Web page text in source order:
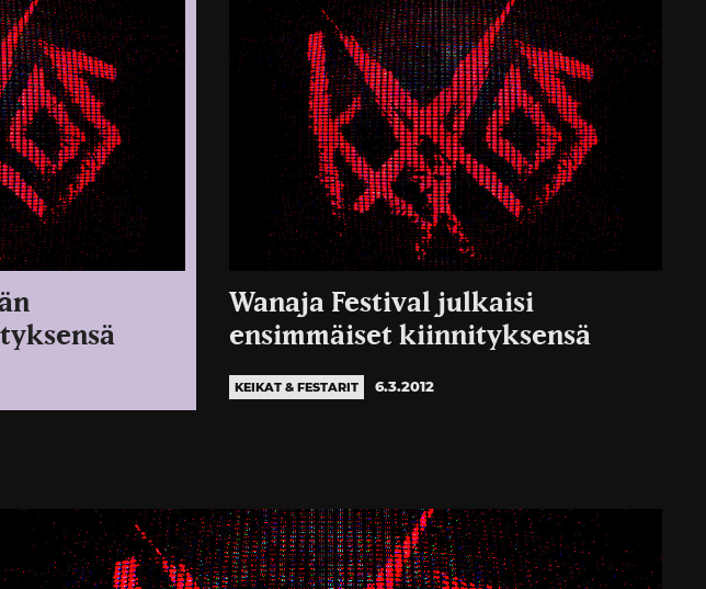
Wanaja Festival julkaisi
ensimmäiset kiinnityksensä
KEIKAT & FESTARIT 6.3.2012